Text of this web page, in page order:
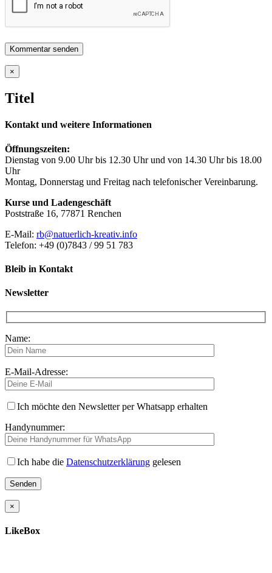
Close
product
view
×
Titel
Kontakt und weitere Informationen
Öffnungszeiten:
Dienstag von 9.00 Uhr bis 12.30 Uhr und von 14.30 Uhr bis 18.00
Uhr
Montag, Donnerstag und Freitag nach telefonischer Vereinbarung.
Kurse und Ladengeschäft
Poststraße 16, 77871 Renchen
E-Mail: rb@natuerlich-kreativ.info
Telefon: +49 (0)7843 / 99 51 783
Bleib in Kontakt
Newsletter
Name:
E-Mail-Adresse:
Ich möchte den Newsletter per Whatsapp erhalten
Handynummer:
Ich habe die Datenschutzerklärung gelesen
×
LikeBox